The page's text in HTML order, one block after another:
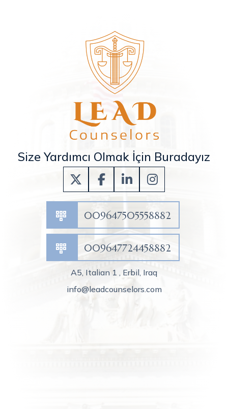
Size Yardımcı Olmak İçin Buradayız
009647505558882
009647724458882
A5, Italian 1 , Erbil, Iraq
info@leadcounselors.com